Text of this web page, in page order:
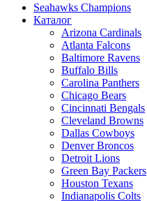
Seahawks Champions
Каталог
Arizona Cardinals
Atlanta Falcons
Baltimore Ravens
Buffalo Bills
Carolina Panthers
Chicago Bears
Cincinnati Bengals
Cleveland Browns
Dallas Cowboys
Denver Broncos
Detroit Lions
Green Bay Packers
Houston Texans
Indianapolis Colts